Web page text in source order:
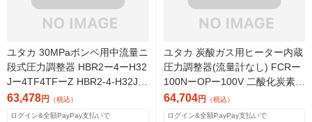
ユタカ 30MPaボンベ用中流量ニ
段式圧力調整器 HBR2ー4ーH32
Jー4TF4TFーZ HBR2-4-H32J-4
TF4TF-Z 1個（直送品）
63,478円 （税込）
ログイン&全額PayPay支払いで
ユタカ 炭酸ガス用ヒーター内蔵
圧力調整器(流量計なし) FCRー
100NーOPー100V 二酸化炭素用
FCR-100N-OP-100V 1個（直送
品）
64,704円 （税込）
ログイン&全額PayPay支払いで